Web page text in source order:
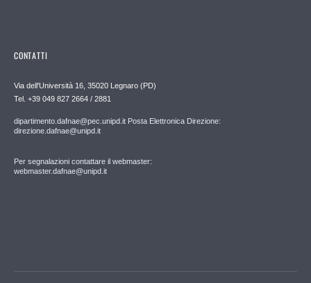
CONTATTI
Via dell'Università 16, 35020 Legnaro (PD)
Tel. +39 049 827 2664 / 2881
dipartimento.dafnae@pec.unipd.it Posta Elettronica Direzione:
direzione.dafnae@unipd.it
Per segnalazioni contattare il webmaster:
webmaster.dafnae@unipd.it